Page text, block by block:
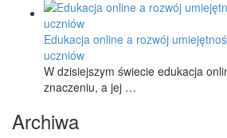
Edukacja online a rozwój
uczniów
W dzisiejszym świecie edukacja
znaczeniu, a jej …
Archiwa